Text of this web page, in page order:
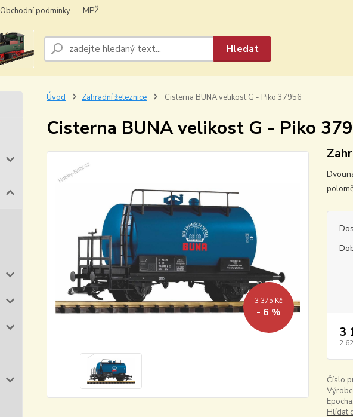
Obchodní podmínky MPŽ
Hledat
Úvod Zahradní železnice Cisterna BUNA velikost G - Piko 37956
Cisterna BUNA velikost G - Piko
3 375 Kč
- 6 %
3
2
Číslo
Hlídat